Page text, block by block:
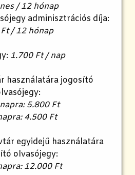
/ 12 hónap
adminisztrációs díja:
/ 12 hónap
1.700 Ft / nap
használatára jogosító
5.800 Ft
4.500 Ft
egyidejű használatára
olvasójegy:
12.000 Ft